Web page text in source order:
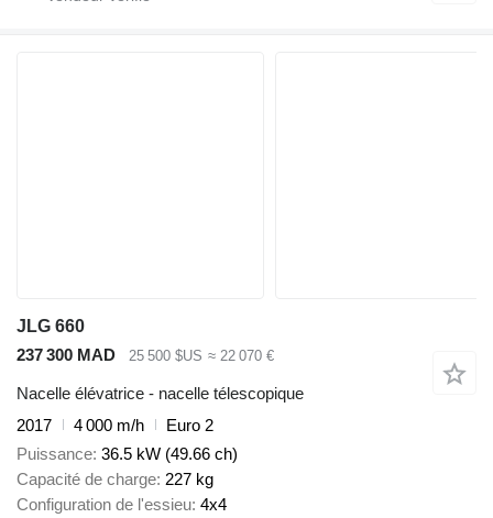
JLG 660
237 300 MAD
25 500 $US ≈ 22 070 €
Nacelle élévatrice - nacelle télescopique
2017
4 000 m/h
Euro 2
Puissance 36.5 kW (49.66 ch)
Capacité de charge 227 kg
Configuration de l'essieu 4x4